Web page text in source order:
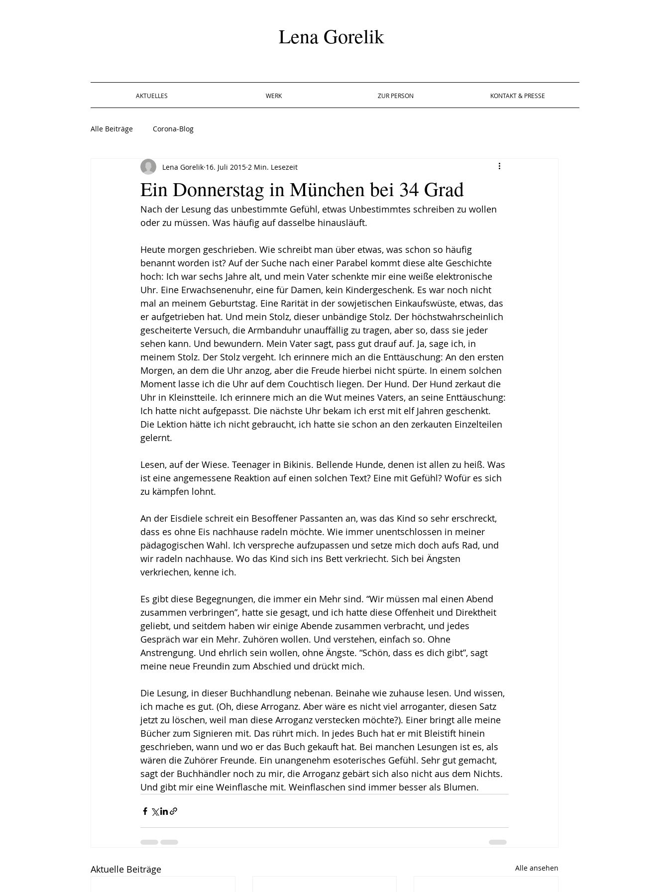
Lena Gorelik
AKTUELLES WERK ZUR PERSON KONTAKT & PRESSE
Alle Beiträge Corona-Blog
Ein Donnerstag in München bei 34 Grad
Lena Gorelik 16. Juli 2015 2 Min. Lesezeit
Nach der Lesung das unbestimmte Gefühl, etwas Unbestimmtes schreiben zu wollen
oder zu müssen. Was häufig auf dasselbe hinausläuft.
Heute morgen geschrieben. Wie schreibt man über etwas, was schon so häufig
benannt worden ist? Auf der Suche nach einer Parabel kommt diese alte Geschichte
hoch: Ich war sechs Jahre alt, und mein Vater schenkte mir eine weiße elektronische
Uhr. Eine Erwachsenenuhr, eine für Damen, kein Kindergeschenk. Es war noch nicht
mal an meinem Geburtstag. Eine Rarität in der sowjetischen Einkaufswüste, etwas, das
er aufgetrieben hat. Und mein Stolz, dieser unbändige Stolz. Der höchstwahrscheinlich
gescheiterte Versuch, die Armbanduhr unauffällig zu tragen, aber so, dass sie jeder
sehen kann. Und bewundern. Mein Vater sagt, pass gut drauf auf. Ja, sage ich, in
meinem Stolz. Der Stolz vergeht. Ich erinnere mich an die Enttäuschung: An den ersten
Morgen, an dem die Uhr anzog, aber die Freude hierbei nicht spürte. In einem solchen
Moment lasse ich die Uhr auf dem Couchtisch liegen. Der Hund. Der Hund zerkaut die
Uhr in Kleinstteile. Ich erinnere mich an die Wut meines Vaters, an seine Enttäuschung:
Ich hatte nicht aufgepasst. Die nächste Uhr bekam ich erst mit elf Jahren geschenkt.
Die Lektion hätte ich nicht gebraucht, ich hatte sie schon an den zerkauten Einzelteilen
gelernt.
Lesen, auf der Wiese. Teenager in Bikinis. Bellende Hunde, denen ist allen zu heiß. Was
ist eine angemessene Reaktion auf einen solchen Text? Eine mit Gefühl? Wofür es sich
zu kämpfen lohnt.
An der Eisdiele schreit ein Besoffener Passanten an, was das Kind so sehr erschreckt,
dass es ohne Eis nachhause radeln möchte. Wie immer unentschlossen in meiner
pädagogischen Wahl. Ich verspreche aufzupassen und setze mich doch aufs Rad, und
wir radeln nachhause. Wo das Kind sich ins Bett verkriecht. Sich bei Ängsten
verkriechen, kenne ich.
Es gibt diese Begegnungen, die immer ein Mehr sind. “Wir müssen mal einen Abend
zusammen verbringen”, hatte sie gesagt, und ich hatte diese Offenheit und Direktheit
geliebt, und seitdem haben wir einige Abende zusammen verbracht, und jedes
Gespräch war ein Mehr. Zuhören wollen. Und verstehen, einfach so. Ohne
Anstrengung. Und ehrlich sein wollen, ohne Ängste. “Schön, dass es dich gibt”, sagt
meine neue Freundin zum Abschied und drückt mich.
Die Lesung, in dieser Buchhandlung nebenan. Beinahe wie zuhause lesen. Und wissen,
ich mache es gut. (Oh, diese Arroganz. Aber wäre es nicht viel arroganter, diesen Satz
jetzt zu löschen, weil man diese Arroganz verstecken möchte?). Einer bringt alle meine
Bücher zum Signieren mit. Das rührt mich. In jedes Buch hat er mit Bleistift hinein
geschrieben, wann und wo er das Buch gekauft hat. Bei manchen Lesungen ist es, als
wären die Zuhörer Freunde. Ein unangenehm esoterisches Gefühl. Sehr gut gemacht,
sagt der Buchhändler noch zu mir, die Arroganz gebärt sich also nicht aus dem Nichts.
Und gibt mir eine Weinflasche mit. Weinflaschen sind immer besser als Blumen.
Aktuelle Beiträge Alle ansehen